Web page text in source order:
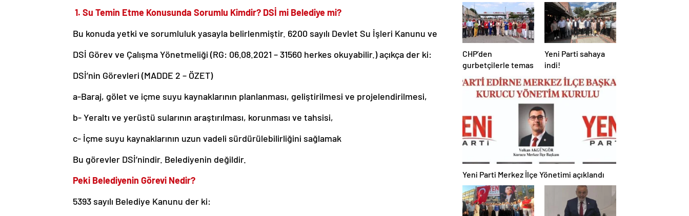
1. Su Temin Etme Konusunda Sorumlu Kimdir? DSİ mi Belediye mi?
Bu konuda yetki ve sorumluluk yasayla belirlenmiştir. 6200 sayılı Devlet Su İşleri Kanunu ve
DSİ Görev ve Çalışma Yönetmeliği (RG: 06.08.2021 – 31560 herkes okuyabilir.) açıkça der ki:
DSİ’nin Görevleri (MADDE 2 – ÖZET)
a-Baraj, gölet ve içme suyu kaynaklarının planlanması, geliştirilmesi ve projelendirilmesi,
b- Yeraltı ve yerüstü sularının araştırılması, korunması ve tahsisi,
c- İçme suyu kaynaklarının uzun vadeli sürdürülebilirliğini sağlamak
Bu görevler DSİ’nindir. Belediyenin değildir.
Peki Belediyenin Görevi Nedir?
5393 sayılı Belediye Kanunu der ki:
CHP’den
gurbetçilerle temas
Yeni Parti sahaya
indi!
Yeni Parti Merkez İlçe Yönetimi açıklandı